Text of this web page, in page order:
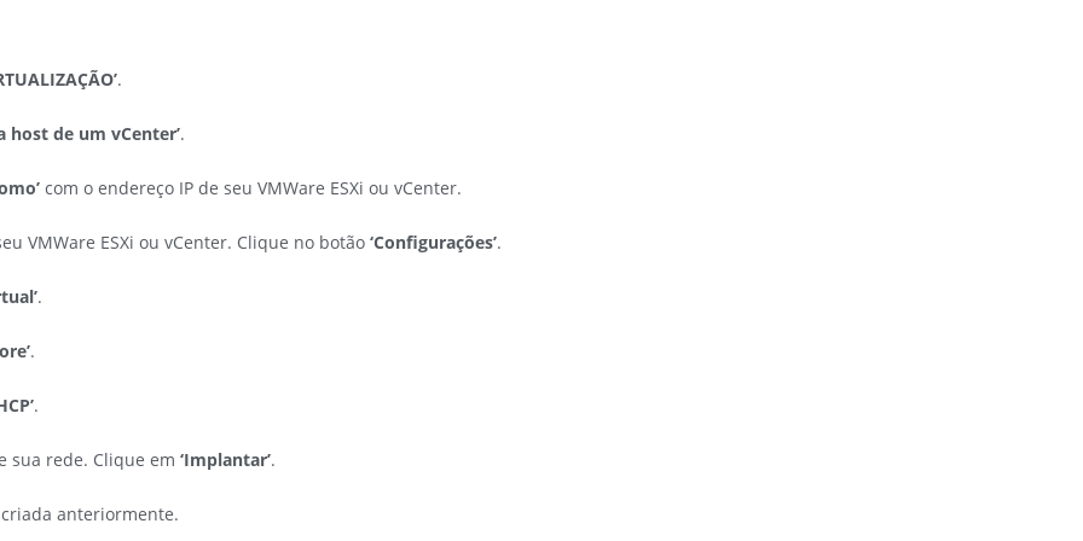
.
de um vCenter’.
com o endereço IP de seu VMWare ESXi ou vCenter.
VMWare ESXi ou vCenter. Clique no botão ‘Configurações’.
.
.
.
sua rede. Clique em ‘Implantar’.
anteriormente.